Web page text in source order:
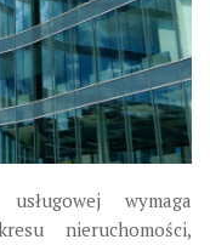
wymaga
nieruchomości,